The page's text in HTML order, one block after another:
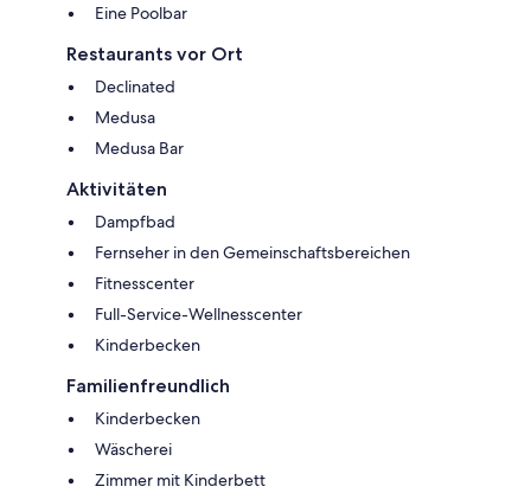
Eine Poolbar
Restaurants vor Ort
Declinated
Medusa
Medusa Bar
Aktivitäten
Dampfbad
Fernseher in den Gemeinschaftsbereichen
Fitnesscenter
Full-Service-Wellnesscenter
Kinderbecken
Familienfreundlich
Kinderbecken
Wäscherei
Zimmer mit Kinderbett